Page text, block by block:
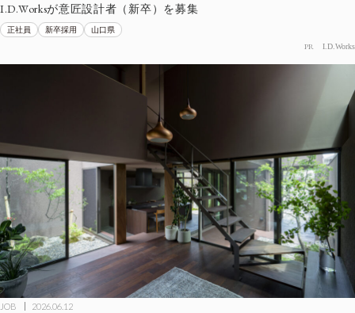
I.D.Worksが意匠設計者（新卒）を募集
正社員 新卒採用 山口県
PR I.D.Works
JOB 2026.06.12